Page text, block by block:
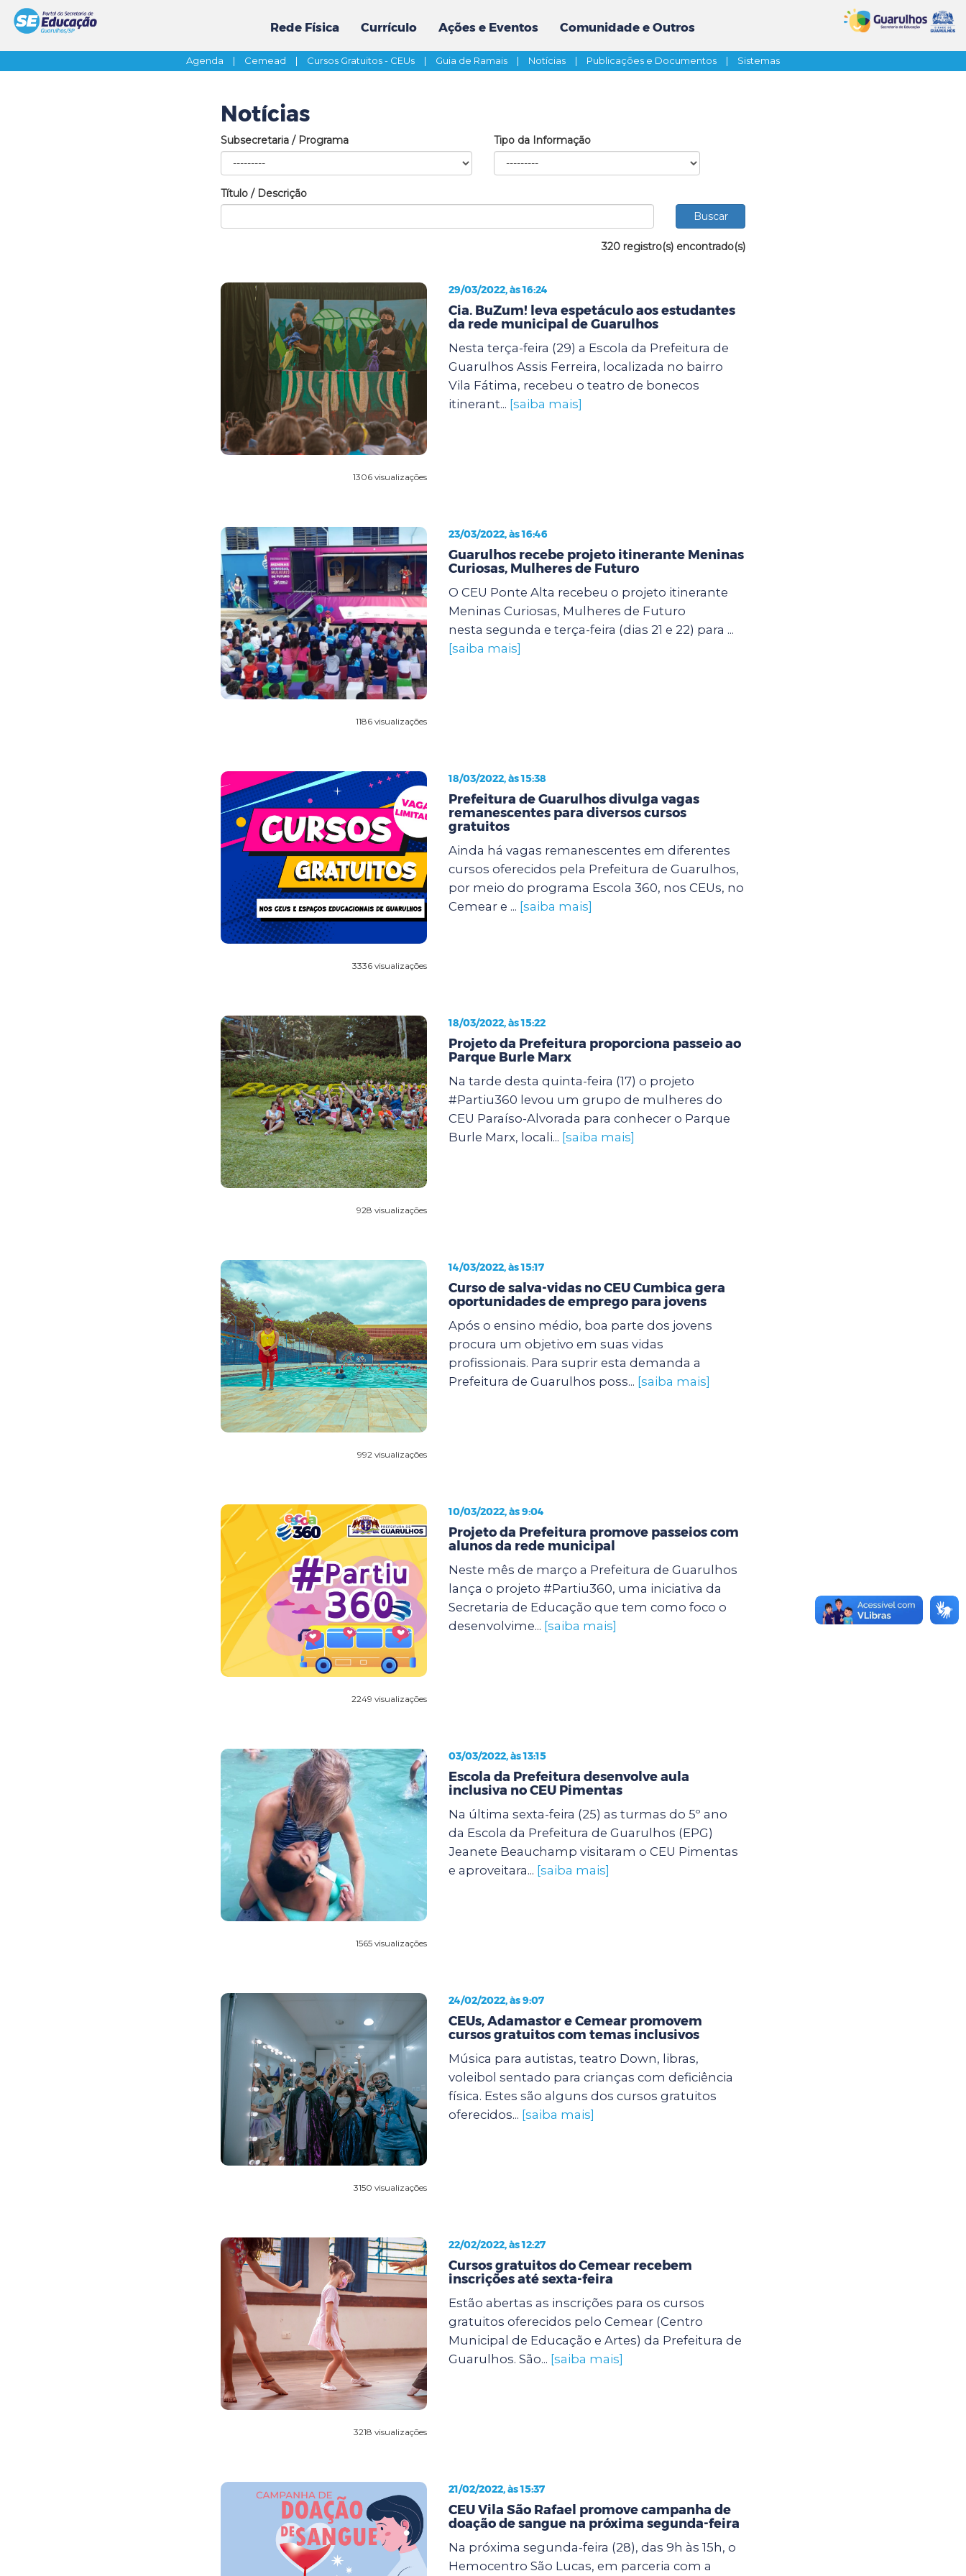
Rede Física Currículo Ações e Eventos Comunidade e Outros
Agenda | Cemead | Cursos Gratuitos - CEUs | Guia de Ramais | Notícias | Publicações e Documentos | Sistemas
Notícias
Subsecretaria / Programa Tipo da Informação
Título / Descrição
320 registro(s) encontrado(s)
1306 visualizações
29/03/2022, às 16:24
Cia. BuZum! leva espetáculo aos estudantes
da rede municipal de Guarulhos
Nesta terça-feira (29) a Escola da Prefeitura de
Guarulhos Assis Ferreira, localizada no bairro
Vila Fátima, recebeu o teatro de bonecos
itinerant... [saiba mais]
1186 visualizações
23/03/2022, às 16:46
Guarulhos recebe projeto itinerante Meninas
Curiosas, Mulheres de Futuro
O CEU Ponte Alta recebeu o projeto itinerante
Meninas Curiosas, Mulheres de Futuro
nesta segunda e terça-feira (dias 21 e 22) para ...
[saiba mais]
3336 visualizações
18/03/2022, às 15:38
Prefeitura de Guarulhos divulga vagas
remanescentes para diversos cursos
gratuitos
Ainda há vagas remanescentes em diferentes
cursos oferecidos pela Prefeitura de Guarulhos,
por meio do programa Escola 360, nos CEUs, no
Cemear e ... [saiba mais]
928 visualizações
18/03/2022, às 15:22
Projeto da Prefeitura proporciona passeio ao
Parque Burle Marx
Na tarde desta quinta-feira (17) o projeto
#Partiu360 levou um grupo de mulheres do
CEU Paraíso-Alvorada para conhecer o Parque
Burle Marx, locali... [saiba mais]
992 visualizações
14/03/2022, às 15:17
Curso de salva-vidas no CEU Cumbica gera
oportunidades de emprego para jovens
Após o ensino médio, boa parte dos jovens
procura um objetivo em suas vidas
profissionais. Para suprir esta demanda a
Prefeitura de Guarulhos poss... [saiba mais]
2249 visualizações
10/03/2022, às 9:04
Projeto da Prefeitura promove passeios com
alunos da rede municipal
Neste mês de março a Prefeitura de Guarulhos
lança o projeto #Partiu360, uma iniciativa da
Secretaria de Educação que tem como foco o
desenvolvime... [saiba mais]
1565 visualizações
03/03/2022, às 13:15
Escola da Prefeitura desenvolve aula
inclusiva no CEU Pimentas
Na última sexta-feira (25) as turmas do 5º ano
da Escola da Prefeitura de Guarulhos (EPG)
Jeanete Beauchamp visitaram o CEU Pimentas
e aproveitara... [saiba mais]
3150 visualizações
24/02/2022, às 9:07
CEUs, Adamastor e Cemear promovem
cursos gratuitos com temas inclusivos
Música para autistas, teatro Down, libras,
voleibol sentado para crianças com deficiência
física. Estes são alguns dos cursos gratuitos
oferecidos... [saiba mais]
3218 visualizações
22/02/2022, às 12:27
Cursos gratuitos do Cemear recebem
inscrições até sexta-feira
Estão abertas as inscrições para os cursos
gratuitos oferecidos pelo Cemear (Centro
Municipal de Educação e Artes) da Prefeitura de
Guarulhos. São... [saiba mais]
21/02/2022, às 15:37
CEU Vila São Rafael promove campanha de
doação de sangue na próxima segunda-feira
Na próxima segunda-feira (28), das 9h às 15h, o
Hemocentro São Lucas, em parceria com a